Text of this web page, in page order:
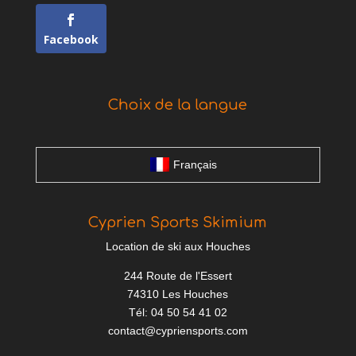
Facebook
Choix de la langue
Français
Cyprien Sports Skimium
Location de ski aux Houches
244 Route de l'Essert
74310 Les Houches
Tél: 04 50 54 41 02
contact@cypriensports.com